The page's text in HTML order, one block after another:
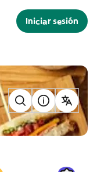
Iniciar sesión